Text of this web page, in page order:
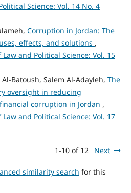
Science: Vol. 14 No. 4
Corruption in Jordan: The
effects, and solutions ,
and Political Science: Vol. 15
Batoush, Salem Al-Adayleh, The
oversight in reducing
corruption in Jordan ,
and Political Science: Vol. 17
1-10 of 12 Next
similarity search for this